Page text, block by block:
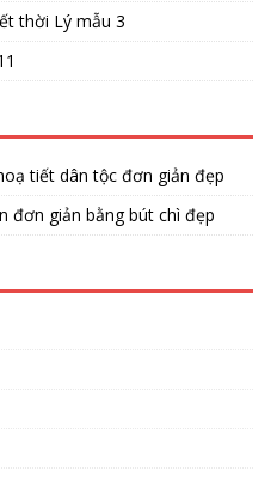
thời Lý mẫu 3
tiết dân tộc đơn giản đẹp
đơn giản bằng bút chì đẹp